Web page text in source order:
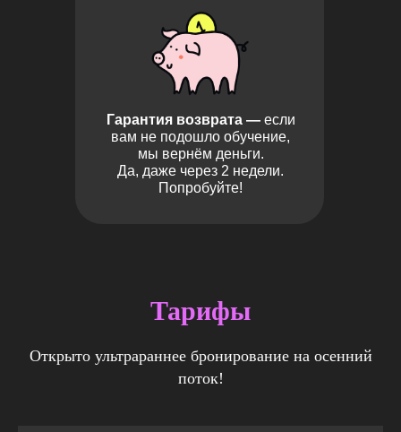
Гарантия возврата — если
вам не подошло обучение,
мы вернём деньги.
Да, даже через 2 недели.
Попробуйте!
Тарифы
Открыто ультрараннее бронирование на осенний
поток!